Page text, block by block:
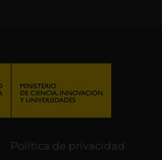
Política de privacidad